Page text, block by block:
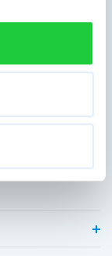
gebruik